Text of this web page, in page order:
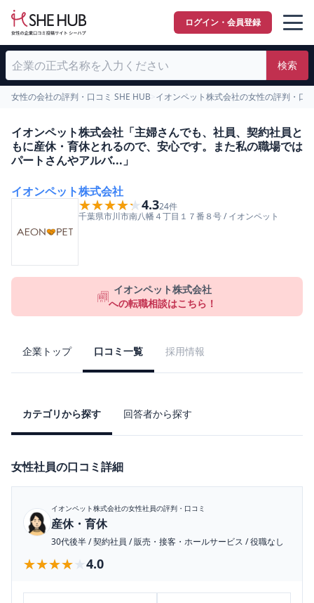
ログイン・会員登録
検索
女性の会社の評判・口コミ SHE HUB イオンペット株式会社の女性の評判・口
イオンペット株式会社「主婦さんでも、社員、契約社員と
もに産休・育休とれるので、安心です。また私の職場では
パートさんやアルバ...」
イオンペット株式会社
★★★★★
★★★★★4.324件
千葉県市川市南八幡４丁目１７番８号/イオンペット
イオンペット株式会社
への転職相談はこちら！
企業トップ 口コミ一覧 採用情報
カテゴリから探す 回答者から探す
女性社員の口コミ詳細
イオンペット株式会社の女性社員の評判・口コミ
産休・育休
30代後半/契約社員 /販売・接客・ホールサービス /役職なし
★★★★★
★★★★★ 4.0